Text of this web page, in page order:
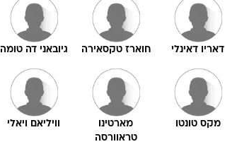
דאריו דאינלי חוארז טקסאירה גיובאני דה טומה
מקס טונטו
מארטינו
טראוורסה
וויליאם ויאלי